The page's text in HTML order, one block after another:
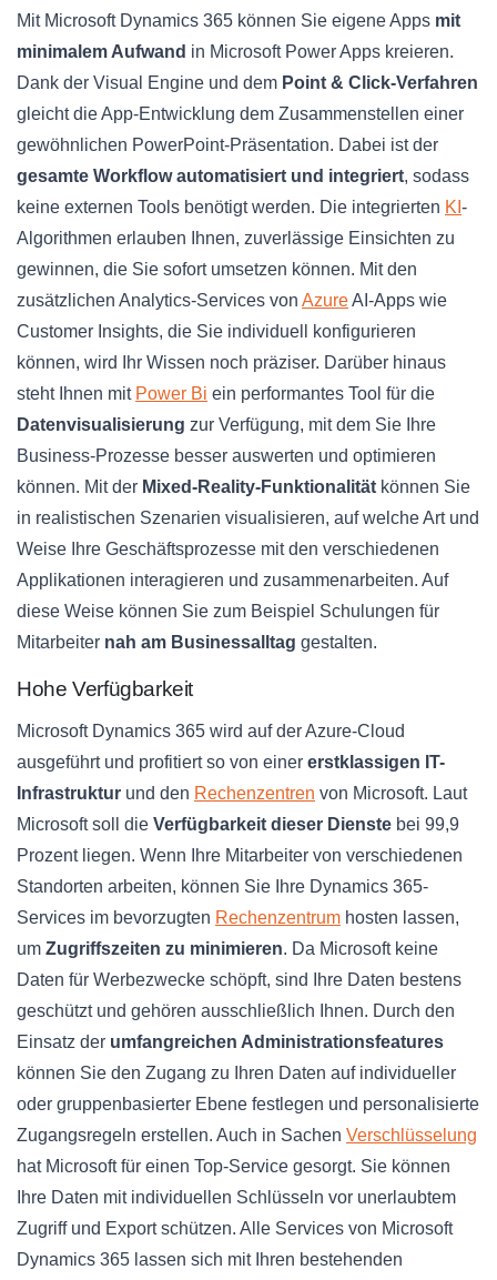
Mit Microsoft Dynamics 365 können Sie eigene Apps mit
minimalem Aufwand in Microsoft Power Apps kreieren.
Dank der Visual Engine und dem Point & Click-Verfahren
gleicht die App-Entwicklung dem Zusammenstellen einer
gewöhnlichen PowerPoint-Präsentation. Dabei ist der
gesamte Workflow automatisiert und integriert, sodass
keine externen Tools benötigt werden. Die integrierten KI -
Algorithmen erlauben Ihnen, zuverlässige Einsichten zu
gewinnen, die Sie sofort umsetzen können. Mit den
zusätzlichen Analytics-Services von AzureAI-Apps wie
Customer Insights, die Sie individuell konfigurieren
können, wird Ihr Wissen noch präziser. Darüber hinaus
steht Ihnen mit Power Bi ein performantes Tool für die
Datenvisualisierung zur Verfügung, mit dem Sie Ihre
Business-Prozesse besser auswerten und optimieren
können. Mit der Mixed-Reality-Funktionalität können Sie
in realistischen Szenarien visualisieren, auf welche Art und
Weise Ihre Geschäftsprozesse mit den verschiedenen
Applikationen interagieren und zusammenarbeiten. Auf
diese Weise können Sie zum Beispiel Schulungen für
Mitarbeiter nah am Businessalltag gestalten.
Hohe Verfügbarkeit
Microsoft Dynamics 365 wird auf der Azure-Cloud
ausgeführt und profitiert so von einer erstklassigen IT-
Infrastruktur und den Rechenzentren von Microsoft. Laut
Microsoft soll die Verfügbarkeit dieser Dienste bei 99,9
Prozent liegen. Wenn Ihre Mitarbeiter von verschiedenen
Standorten arbeiten, können Sie Ihre Dynamics 365-
Services im bevorzugten Rechenzentrum hosten lassen,
um Zugriffszeiten zu minimieren. Da Microsoft keine
Daten für Werbezwecke schöpft, sind Ihre Daten bestens
geschützt und gehören ausschließlich Ihnen. Durch den
Einsatz der umfangreichen Administrationsfeatures
können Sie den Zugang zu Ihren Daten auf individueller
oder gruppenbasierter Ebene festlegen und personalisierte
Zugangsregeln erstellen. Auch in Sachen Verschlüsselung
hat Microsoft für einen Top-Service gesorgt. Sie können
Ihre Daten mit individuellen Schlüsseln vor unerlaubtem
Zugriff und Export schützen. Alle Services von Microsoft
Dynamics 365 lassen sich mit Ihren bestehenden